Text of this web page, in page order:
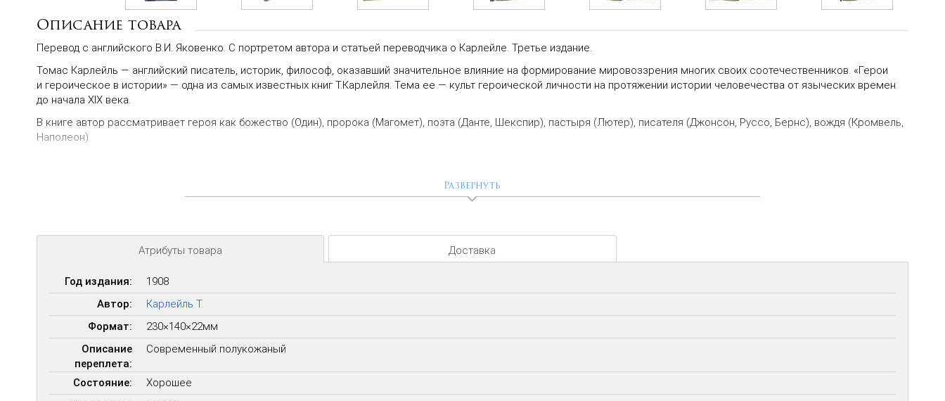
Описание товара
Перевод с английского В.И. Яковенко. С портретом автора и статьей переводчика о Карлейле. Третье издание.
Томас Карлейль — английский писатель, историк, философ, оказавший значительное влияние на формирование мировоззрения многих своих соотечественников. «Герои
и героическое в истории» — одна из самых известных книг Т.Карлейля. Тема ее — культ героической личности на протяжении истории человечества от языческих времен
до начала XIX века.
В книге автор рассматривает героя как божество (Один), пророка (Магомет), поэта (Данте, Шекспир), пастыря (Лютер), писателя (Джонсон, Руссо, Бернс), вождя (Кромвель,
Наполеон).
Развернуть
Атрибуты товара Доставка
Год издания:
1908
Автор:
Карлейль Т.
Формат:
230×140×22мм
Описание
переплета:
Современный полукожаный
Состояние:
Хорошее